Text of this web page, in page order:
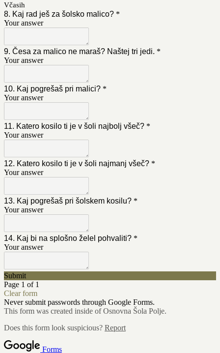
Včasih
8. Kaj rad ješ za šolsko malico? *
Your answer
9. Česa za malico ne maraš? Naštej tri jedi. *
Your answer
10. Kaj pogrešaš pri malici? *
Your answer
11. Katero kosilo ti je v šoli najbolj všeč? *
Your answer
12. Katero kosilo ti je v šoli najmanj všeč? *
Your answer
13. Kaj pogrešaš pri šolskem kosilu? *
Your answer
14. Kaj bi na splošno želel pohvaliti? *
Your answer
Submit
Page 1 of 1
Clear form
Never submit passwords through Google Forms.
This form was created inside of Osnovna Šola Polje.
Does this form look suspicious? Report
Forms